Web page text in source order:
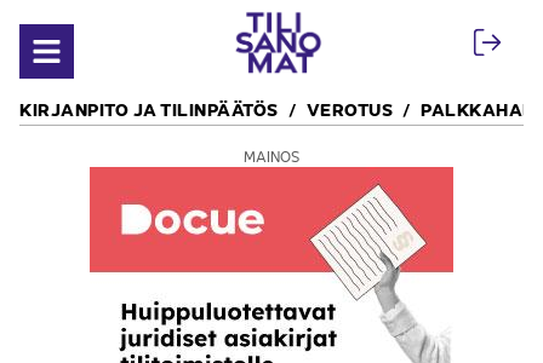
Avaa valikko
KIRJANPITO JA TILINPÄÄTÖS VEROTUS
MAINOS